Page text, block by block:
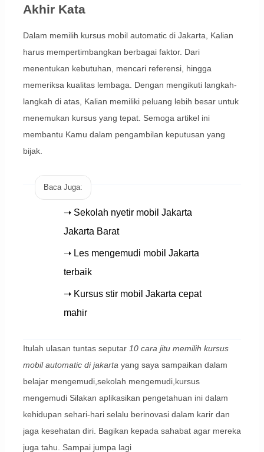
Akhir Kata
Dalam memilih kursus mobil automatic di Jakarta, Kalian
harus mempertimbangkan berbagai faktor. Dari
menentukan kebutuhan, mencari referensi, hingga
memeriksa kualitas lembaga. Dengan mengikuti langkah-
langkah di atas, Kalian memiliki peluang lebih besar untuk
menemukan kursus yang tepat. Semoga artikel ini
membantu Kamu dalam pengambilan keputusan yang
bijak.
Baca Juga:
➝ Sekolah nyetir mobil Jakarta
Jakarta Barat
➝ Les mengemudi mobil Jakarta
terbaik
➝ Kursus stir mobil Jakarta cepat
mahir
Itulah ulasan tuntas seputar 10 cara jitu memilih kursus
mobil automatic di jakarta yang saya sampaikan dalam
belajar mengemudi,sekolah mengemudi,kursus
mengemudi Silakan aplikasikan pengetahuan ini dalam
kehidupan sehari-hari selalu berinovasi dalam karir dan
jaga kesehatan diri. Bagikan kepada sahabat agar mereka
juga tahu. Sampai jumpa lagi